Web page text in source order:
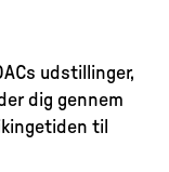
udstillinger,
dig gennem
til